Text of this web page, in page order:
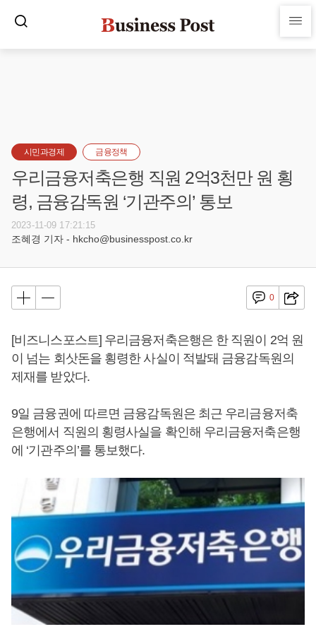
시민과경제 금융정책
우리금융저축은행 직원 2억3천만 원 횡
령, 금융감독원 ‘기관주의’ 통보
2023-11-09 17:21:15
조혜경 기자 - hkcho@businesspost.co.kr
0
[비즈니스포스트] 우리금융저축은행은 한 직원이 2억 원
이 넘는 회삿돈을 횡령한 사실이 적발돼 금융감독원의
제재를 받았다.
9일 금융권에 따르면 금융감독원은 최근 우리금융저축
은행에서 직원의 횡령사실을 확인해 우리금융저축은행
에 ‘기관주의’를 통보했다.